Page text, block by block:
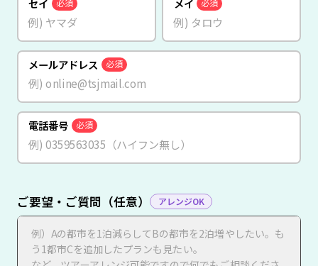
セイ 必須 メイ 必須
メールアドレス 必須
電話番号 必須
ご要望・ご質問（任意） アレンジOK